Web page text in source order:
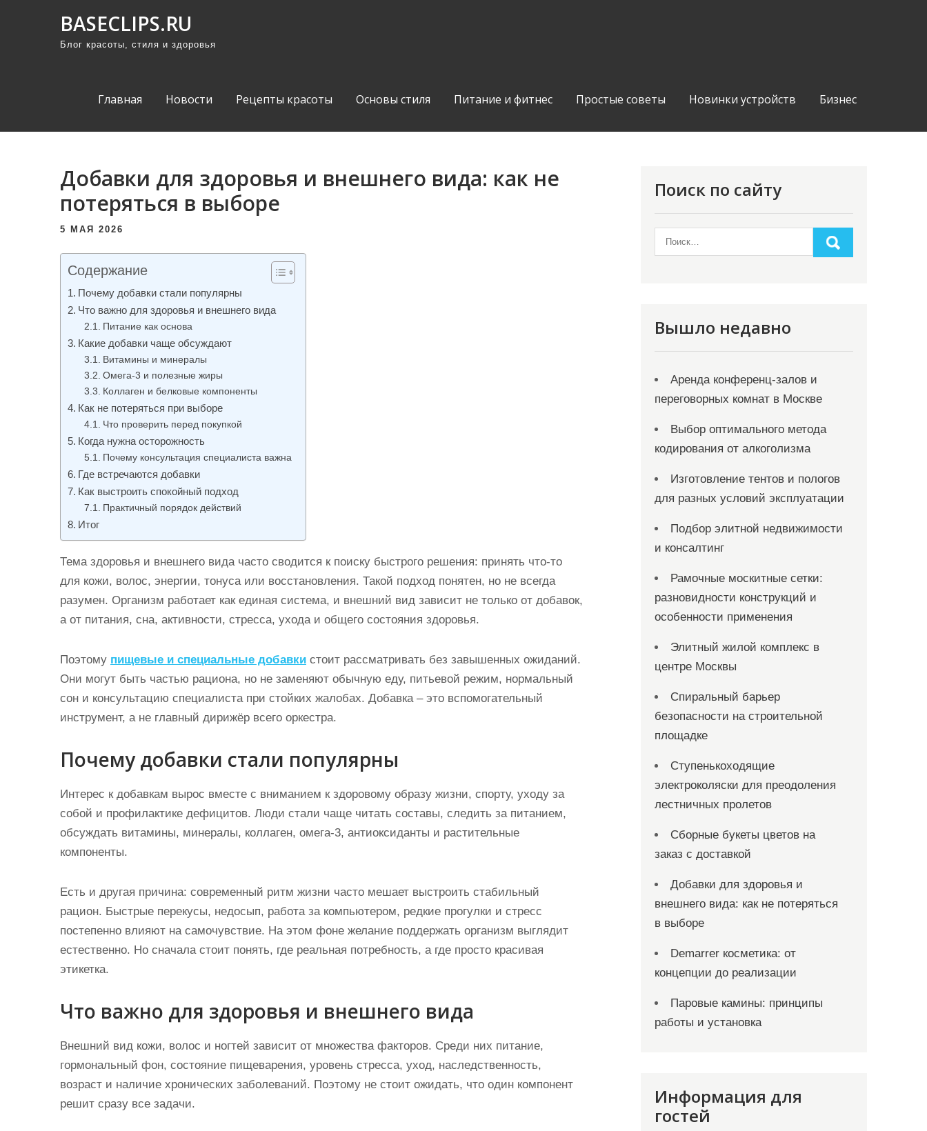
BASECLIPS.RU
Блог красоты, стиля и здоровья
Главная Новости Рецепты красоты Основы стиля Питание и фитнес Простые советы Новинки устройств Бизнес
Добавки для здоровья и внешнего вида: как не
потеряться в выборе
5 МАЯ 2026
Содержание
Почему добавки стали популярны
Что важно для здоровья и внешнего вида
Питание как основа
Какие добавки чаще обсуждают
Витамины и минералы
Омега-3 и полезные жиры
Коллаген и белковые компоненты
Как не потеряться при выборе
Что проверить перед покупкой
Когда нужна осторожность
Почему консультация специалиста важна
Где встречаются добавки
Как выстроить спокойный подход
Практичный порядок действий
Итог
Тема здоровья и внешнего вида часто сводится к поиску быстрого решения: принять что-то
для кожи, волос, энергии, тонуса или восстановления. Такой подход понятен, но не всегда
разумен. Организм работает как единая система, и внешний вид зависит не только от добавок,
а от питания, сна, активности, стресса, ухода и общего состояния здоровья.
Поэтому пищевые и специальные добавки стоит рассматривать без завышенных ожиданий.
Они могут быть частью рациона, но не заменяют обычную еду, питьевой режим, нормальный
сон и консультацию специалиста при стойких жалобах. Добавка – это вспомогательный
инструмент, а не главный дирижёр всего оркестра.
Почему добавки стали популярны
Интерес к добавкам вырос вместе с вниманием к здоровому образу жизни, спорту, уходу за
собой и профилактике дефицитов. Люди стали чаще читать составы, следить за питанием,
обсуждать витамины, минералы, коллаген, омега-3, антиоксиданты и растительные
компоненты.
Есть и другая причина: современный ритм жизни часто мешает выстроить стабильный
рацион. Быстрые перекусы, недосып, работа за компьютером, редкие прогулки и стресс
постепенно влияют на самочувствие. На этом фоне желание поддержать организм выглядит
естественно. Но сначала стоит понять, где реальная потребность, а где просто красивая
этикетка.
Что важно для здоровья и внешнего вида
Внешний вид кожи, волос и ногтей зависит от множества факторов. Среди них питание,
гормональный фон, состояние пищеварения, уровень стресса, уход, наследственность,
возраст и наличие хронических заболеваний. Поэтому не стоит ожидать, что один компонент
решит сразу все задачи.
Поиск по сайту
Вышло недавно
Аренда конференц-залов и
переговорных комнат в Москве
Выбор оптимального метода
кодирования от алкоголизма
Изготовление тентов и пологов
для разных условий эксплуатации
Подбор элитной недвижимости
и консалтинг
Рамочные москитные сетки:
разновидности конструкций и
особенности применения
Элитный жилой комплекс в
центре Москвы
Спиральный барьер
безопасности на строительной
площадке
Ступенькоходящие
электроколяски для преодоления
лестничных пролетов
Сборные букеты цветов на
заказ с доставкой
Добавки для здоровья и
внешнего вида: как не потеряться
в выборе
Demarrer косметика: от
концепции до реализации
Паровые камины: принципы
работы и установка
Информация для
гостей